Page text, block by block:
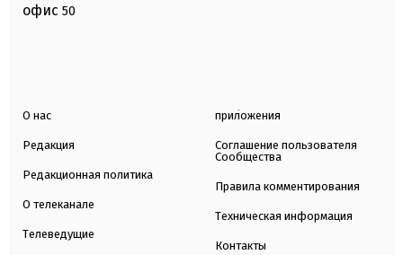
офис 50
О нас
Редакция
Редакционная политика
О телеканале
Телеведущие
приложения
Соглашение пользователя
Сообщества
Правила комментирования
Техническая информация
Контакты